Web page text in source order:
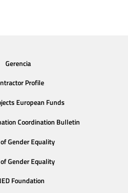
Gerencia
Profile
European Funds
Coordination Bulletin
Gender Equality
Gender Equality
Foundation